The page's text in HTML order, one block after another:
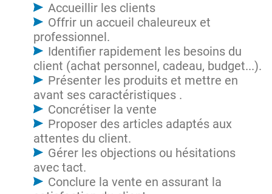
Accueillir les clients
Offrir un accueil chaleureux et
professionnel.
Identifier rapidement les besoins du
client (achat personnel, cadeau, budget...).
Présenter les produits et mettre en
avant ses caractéristiques .
Concrétiser la vente
Proposer des articles adaptés aux
attentes du client.
Gérer les objections ou hésitations
avec tact.
Conclure la vente en assurant la